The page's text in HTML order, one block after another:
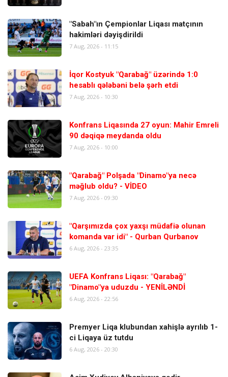
"Sabah"ın Çempionlar Liqası matçının
hakimləri dəyişdirildi
7 Aug, 2026 - 11:15
İqor Kostyuk "Qarabağ" üzərində 1:0
hesablı qələbəni belə şərh etdi
7 Aug, 2026 - 10:30
Konfrans Liqasında 27 oyun: Mahir Emreli
90 dəqiqə meydanda oldu
7 Aug, 2026 - 10:00
"Qarabağ" Polşada "Dinamo"ya necə
məğlub oldu? - VİDEO
7 Aug, 2026 - 09:30
"Qarşımızda çox yaxşı müdafiə olunan
komanda var idi" - Qurban Qurbanov
6 Aug, 2026 - 23:35
UEFA Konfrans Liqası: "Qarabağ"
"Dinamo"ya uduzdu - YENİLƏNDİ
6 Aug, 2026 - 22:56
Premyer Liqa klubundan xahişlə ayrılıb 1-
ci Liqaya üz tutdu
6 Aug, 2026 - 20:30